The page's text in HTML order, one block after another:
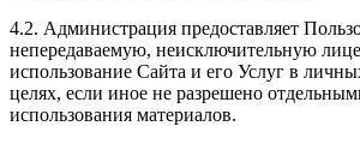
4.2. Администрация предоставляет
непередаваемую, неисключительную
использование Сайта и его Услуг в
целях, если иное не разрешено
использования материалов.